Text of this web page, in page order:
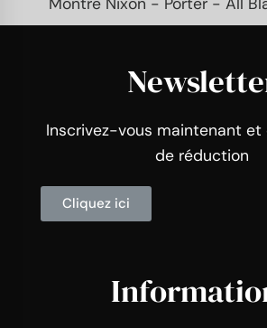
Inscrivez-vous maintenant et
de réduction
Cliquez ici